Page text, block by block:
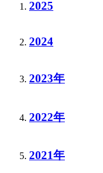
2025
2024
2023年
2022年
2021年